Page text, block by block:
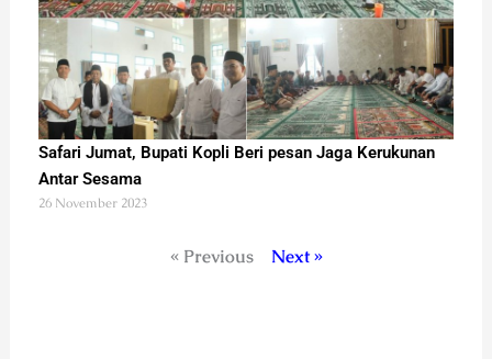
Safari Jumat, Bupati Kopli Beri pesan Jaga Kerukunan
Antar Sesama
26 November 2023
« Previous Next »